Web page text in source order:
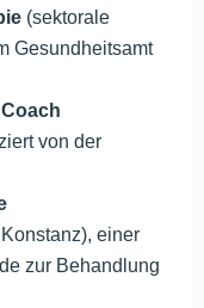
(sektorale
Gesundheitsamt
von der
einer
zur Behandlung